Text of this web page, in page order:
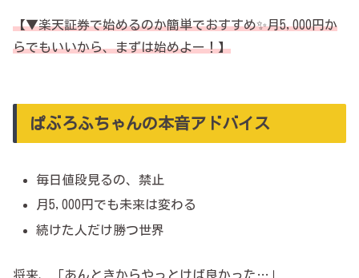
【▼楽天証券で始めるのか簡単でおすすめ✨月5,000円か
らでもいいから、まずは始めよー！】
ぱぶろふちゃんの本音アドバイス
毎日値段見るの、禁止
月5,000円でも未来は変わる
続けた人だけ勝つ世界
将来、「あんときからやっとけば良かった…」